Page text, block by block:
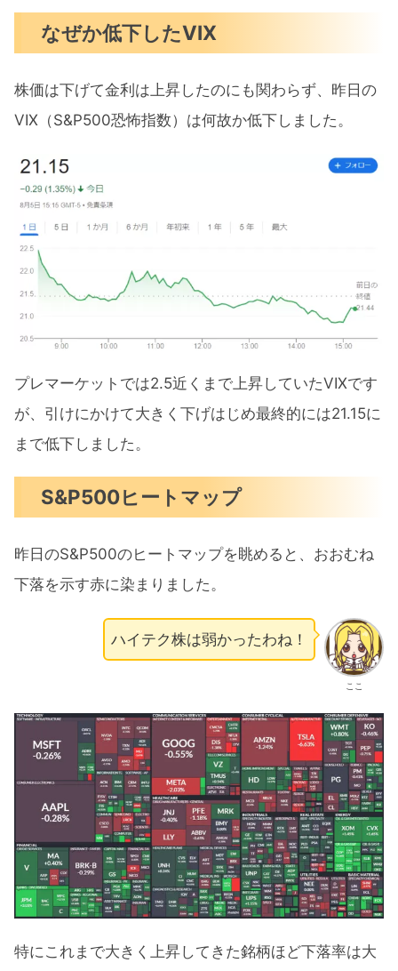
なぜか低下したVIX
株価は下げて金利は上昇したのにも関わらず、昨日の
VIX（S&P500恐怖指数）は何故か低下しました。
プレマーケットでは2.5近くまで上昇していたVIXです
が、引けにかけて大きく下げはじめ最終的には21.15に
まで低下しました。
S&P500ヒートマップ
昨日のS&P500のヒートマップを眺めると、おおむね
下落を示す赤に染まりました。
ここ
ハイテク株は弱かったわね！
特にこれまで大きく上昇してきた銘柄ほど下落率は大